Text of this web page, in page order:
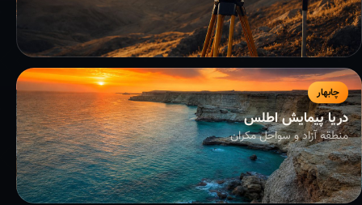
چابهار
دریا پیمایش اطلس
منطقه آزاد و سواحل مکران